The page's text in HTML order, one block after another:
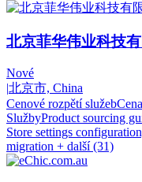
北京菲华伟业科技
Nové
|北京市, China
Cenové rozpětí služeb
SlužbyProduct sourcing
Store settings
migration + další (31)